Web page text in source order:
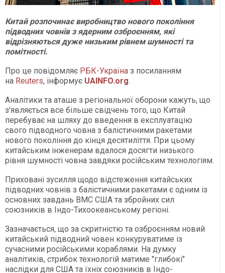
Китай розпочинає виробництво нового покоління
підводних човнів з ядерним озброєнням, які
відрізняються дуже низьким рівнем шумності та
помітності.
Про це повідомляє РБК-Україна з посиланням
на Reuters, інформує UAINFO.org.
Аналітики та аташе з регіональної оборони кажуть, що
з'являється все більше свідчень того, що Китай
перебуває на шляху до введення в експлуатацію
свого підводного човна з балістичними ракетами
нового покоління до кінця десятиліття. При цьому
китайським інженерам вдалося досягти низького
рівня шумності човна завдяки російським технологіям.
Приховані зусилля щодо відстеження китайських
підводних човнів з балістичними ракетами є одним із
основних завдань ВМС США та збройних сил
союзників в Індо-Тихоокеанському регіоні.
Зазначається, що за скритністю та озброєнням новий
китайський підводний човен конкуруватиме із
сучасними російськими кораблями. На думку
аналітиків, стрибок технологій матиме "глибокі"
наслідки для США та їхніх союзників в Індо-